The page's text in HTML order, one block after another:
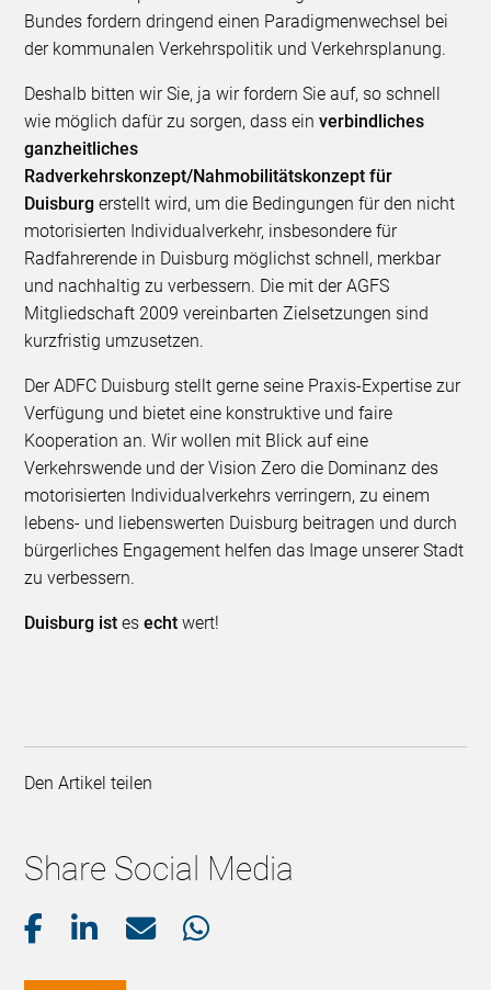
Bundes fordern dringend einen Paradigmenwechsel bei
der kommunalen Verkehrspolitik und Verkehrsplanung.
Deshalb bitten wir Sie, ja wir fordern Sie auf, so schnell
wie möglich dafür zu sorgen, dass einverbindliches
ganzheitliches
Radverkehrskonzept/Nahmobilitätskonzept für
Duisburg erstellt wird, um die Bedingungen für den nicht
motorisierten Individualverkehr, insbesondere für
Radfahrerende in Duisburg möglichst schnell, merkbar
und nachhaltig zu verbessern. Die mit der AGFS
Mitgliedschaft 2009 vereinbarten Zielsetzungen sind
kurzfristig umzusetzen.
Der ADFC Duisburg stellt gerne seine Praxis-Expertise zur
Verfügung und bietet eine konstruktive und faire
Kooperation an. Wir wollen mit Blick auf eine
Verkehrswende und der Vision Zero die Dominanz des
motorisierten Individualverkehrs verringern, zu einem
lebens- und liebenswerten Duisburg beitragen und durch
bürgerliches Engagement helfen das Image unserer Stadt
zu verbessern.
Duisburg ist esecht wert!
Den Artikel teilen
Share Social Media